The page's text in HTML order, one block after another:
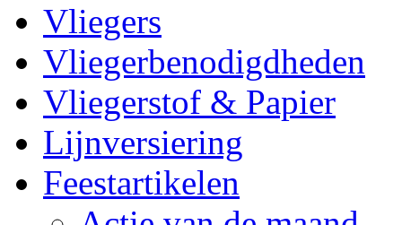
Vliegers
Vliegerbenodigdheden
Vliegerstof & Papier
Lijnversiering
Feestartikelen